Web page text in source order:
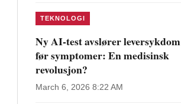
TEKNOLOGI
Ny AI-test avslører leversykdom
før symptomer: En medisinsk
revolusjon?
March 6, 2026 8:22 AM